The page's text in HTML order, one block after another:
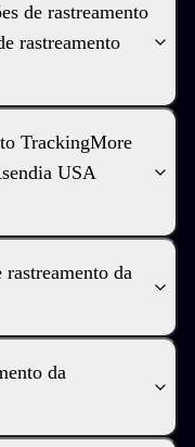
de rastreamento
rastreamento
TrackingMore
USA
da
da